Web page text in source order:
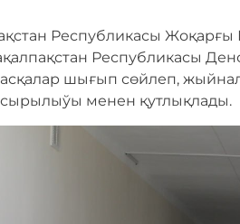
Республикасы
Республикасы
шығып сөйлеп,
менен қутлықлады.